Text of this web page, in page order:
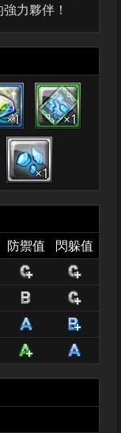
力夥伴！
×1 ×1
×1
防禦值
閃躲值